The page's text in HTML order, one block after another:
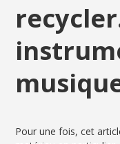
Pour une fois, cet